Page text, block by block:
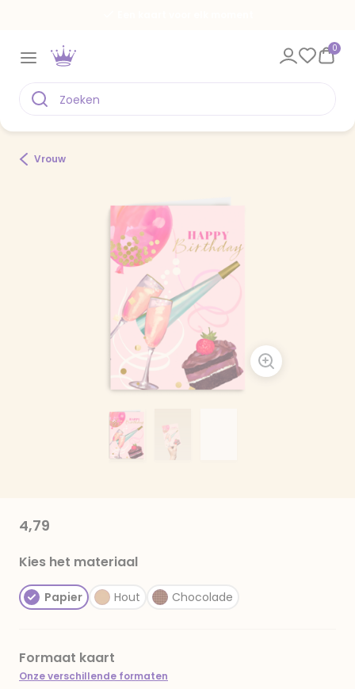
0
Vrouw
4,79
Kies het materiaal
Papier Hout Chocolade
Formaat kaart
Onze verschillende formaten